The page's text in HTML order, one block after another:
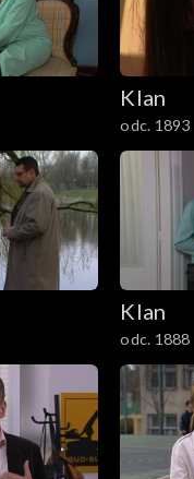
Klan
odc. 1893
Klan
odc. 1888